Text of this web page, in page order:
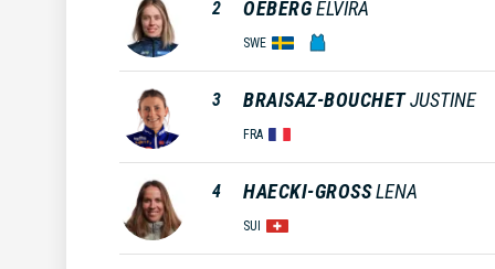
2 OEBERGELVIRA
SWE
3 BRAISAZ-BOUCHET JUSTINE
FRA
4 HAECKI-GROSSLENA
SUI